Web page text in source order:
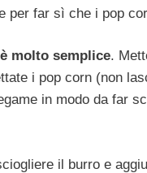
per far sì che i pop
è molto semplice.
i pop corn (non
in modo da far
il burro e